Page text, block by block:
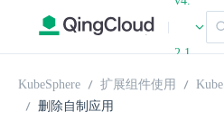
|
2.1
KubeSphere 扩展组件使用
删除自制应用